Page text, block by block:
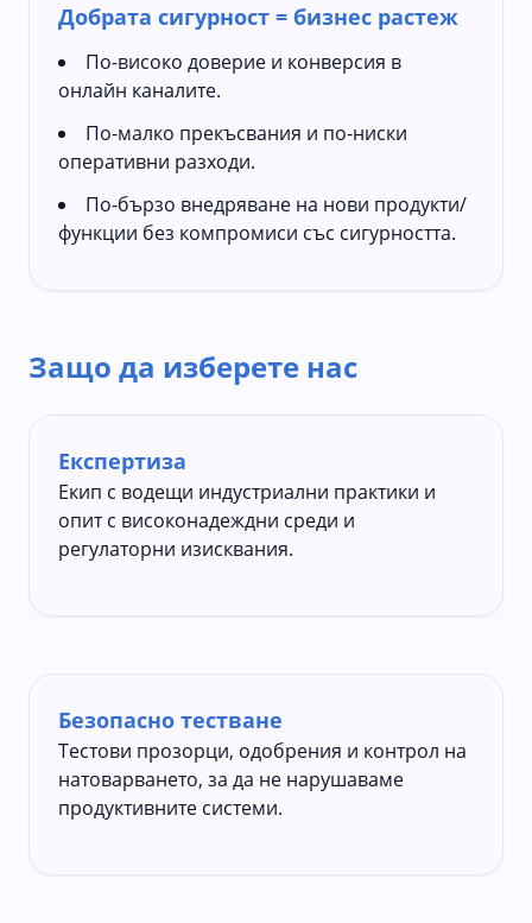
Добрата сигурност = бизнес растеж
По-високо доверие и конверсия в
онлайн каналите.
По-малко прекъсвания и по-ниски
оперативни разходи.
По-бързо внедряване на нови продукти/
функции без компромиси със сигурността.
Защо да изберете нас
Експертиза
Екип с водещи индустриални практики и
опит с високонадеждни среди и
регулаторни изисквания.
Безопасно тестване
Тестови прозорци, одобрения и контрол на
натоварването, за да не нарушаваме
продуктивните системи.